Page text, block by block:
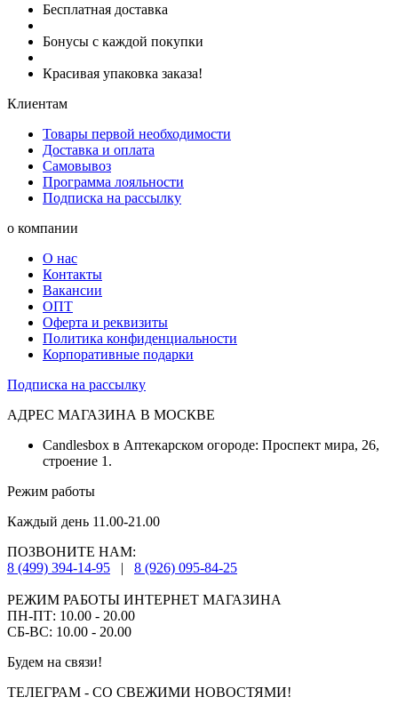
Бесплатная доставка
Бонусы с каждой покупки
Красивая упаковка заказа!
Клиентам
Товары первой необходимости
Доставка и оплата
Самовывоз
Программа лояльности
Подписка на рассылку
о компании
О нас
Контакты
Вакансии
ОПТ
Оферта и реквизиты
Политика конфиденциальности
Корпоративные подарки
Подписка на рассылку
АДРЕС МАГАЗИНА В МОСКВЕ
Candlesbox в Аптекарском огороде: Проспект мира, 26,
строение 1.
Режим работы
Каждый день 11.00-21.00
ПОЗВОНИТЕ НАМ:
8 (499) 394-14-95
| 8 (926) 095-84-25
РЕЖИМ РАБОТЫ ИНТЕРНЕТ МАГАЗИНА
ПН-ПТ: 10.00 - 20.00
СБ-ВС: 10.00 - 20.00
Будем на связи!
ТЕЛЕГРАМ - СО СВЕЖИМИ НОВОСТЯМИ!